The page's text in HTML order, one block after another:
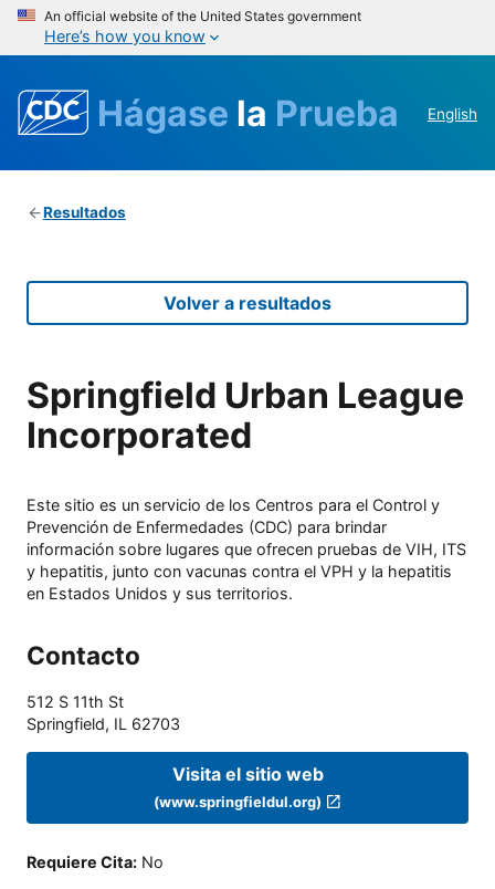
An official website of the United States government
Here’s how you know
Hágase la Prueba English
Resultados
Volver a resultados
Springfield Urban League
Incorporated
Este sitio es un servicio de los Centros para el Control y
Prevención de Enfermedades (CDC) para brindar
información sobre lugares que ofrecen pruebas de VIH, ITS
y hepatitis, junto con vacunas contra el VPH y la hepatitis
en Estados Unidos y sus territorios.
Contacto
512 S 11th St
Springfield, IL 62703
Visita el sitio web
(www.springfieldul.org)
Requiere Cita: No